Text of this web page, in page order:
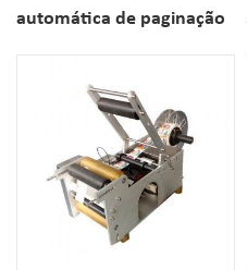
automática de paginação